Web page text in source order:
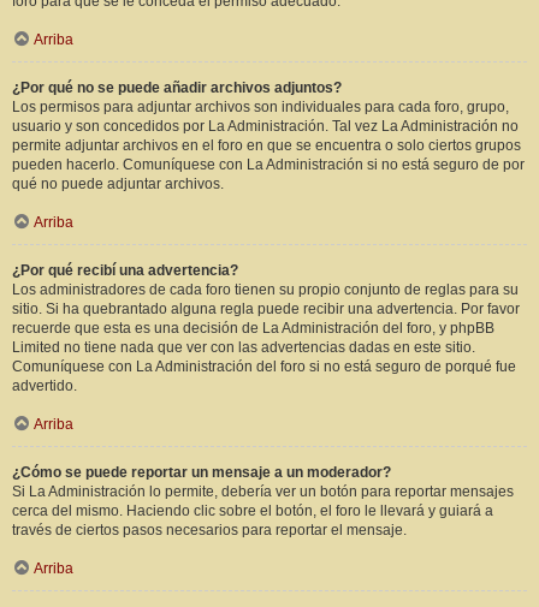
Arriba
¿Por qué no se puede añadir archivos adjuntos?
Los permisos para adjuntar archivos son individuales para cada foro, grupo,
usuario y son concedidos por La Administración. Tal vez La Administración no
permite adjuntar archivos en el foro en que se encuentra o solo ciertos grupos
pueden hacerlo. Comuníquese con La Administración si no está seguro de por
qué no puede adjuntar archivos.
Arriba
¿Por qué recibí una advertencia?
Los administradores de cada foro tienen su propio conjunto de reglas para su
sitio. Si ha quebrantado alguna regla puede recibir una advertencia. Por favor
recuerde que esta es una decisión de La Administración del foro, y phpBB
Limited no tiene nada que ver con las advertencias dadas en este sitio.
Comuníquese con La Administración del foro si no está seguro de porqué fue
advertido.
Arriba
¿Cómo se puede reportar un mensaje a un moderador?
Si La Administración lo permite, debería ver un botón para reportar mensajes
cerca del mismo. Haciendo clic sobre el botón, el foro le llevará y guiará a
través de ciertos pasos necesarios para reportar el mensaje.
Arriba